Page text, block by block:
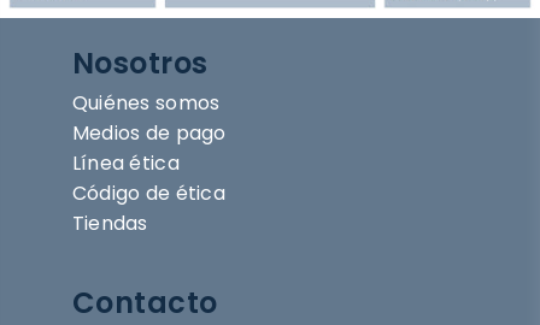
Nosotros
Quiénes somos
Medios de pago
Línea ética
Código de ética
Tiendas
Contacto